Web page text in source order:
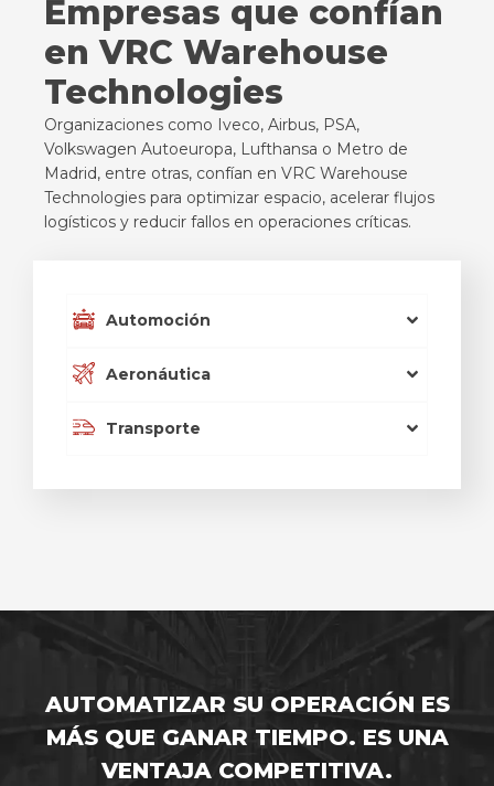
Empresas que confían
en VRC Warehouse
Technologies
Organizaciones como Iveco, Airbus, PSA,
Volkswagen Autoeuropa, Lufthansa o Metro de
Madrid, entre otras, confían en VRC Warehouse
Technologies para optimizar espacio, acelerar flujos
logísticos y reducir fallos en operaciones críticas.
Automoción
Aeronáutica
Transporte
AUTOMATIZAR SU OPERACIÓN ES
MÁS QUE GANAR TIEMPO. ES UNA
VENTAJA COMPETITIVA.